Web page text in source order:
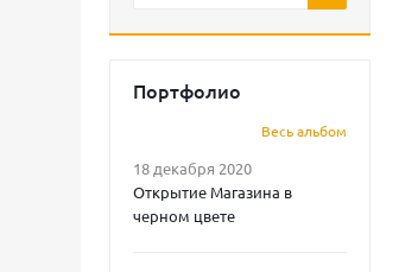
Портфолио
Весь альбом
18 декабря 2020
Открытие Магазина в
черном цвете